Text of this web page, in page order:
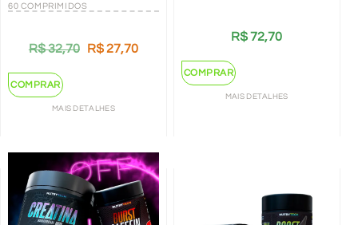
60 COMPRIMIDOS
R$32,70 R$27,70
COMPRAR
MAIS DETALHES
R$72,70
COMPRAR
MAIS DETALHES